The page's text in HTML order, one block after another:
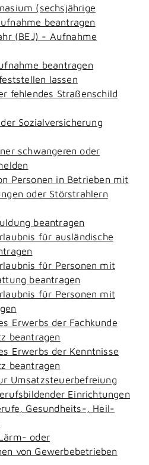
(sechsjährige
beantragen
(BEJ) - Aufnahme
beantragen
lassen
fehlendes Straßenschild
Sozialversicherung
schwangeren oder
Personen in Betrieben mit
oder Störstrahlern
beantragen
für ausländische
für Personen mit
beantragen
für Personen mit
Erwerbs der Fachkunde
beantragen
Erwerbs der Kenntnisse
beantragen
Umsatzsteuerbefreiung
Einrichtungen
Gesundheits-, Heil-
oder
von Gewerbebetrieben